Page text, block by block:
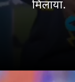
मिलाया.